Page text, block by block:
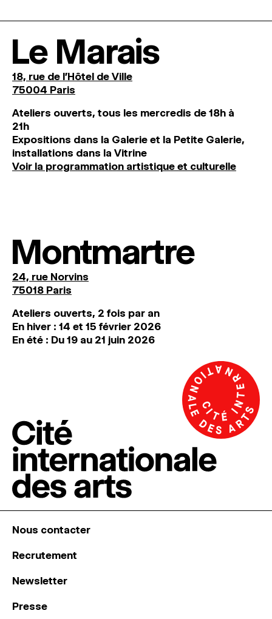
Le Marais
18, rue de l'Hôtel de Ville
75004 Paris
Ateliers ouverts, tous les mercredis de 18h à
21h
Expositions dans la Galerie et la Petite Galerie,
installations dans la Vitrine
Voir la programmation artistique et culturelle
Montmartre
24, rue Norvins
75018 Paris
Ateliers ouverts, 2 fois par an
En hiver : 14 et 15 février 2026
En été : Du 19 au 21 juin 2026
Nous contacter
Recrutement
Newsletter
Presse